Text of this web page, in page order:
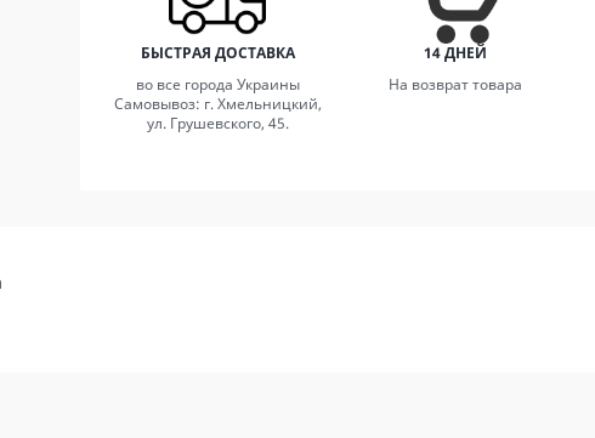
БЫСТРАЯ ДОСТАВКА
во все города Украины
Самовывоз: г. Хмельницкий,
ул. Грушевского, 45.
14 ДНЕЙ
На возврат товара